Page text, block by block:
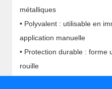
métalliques
• Polyvalent : utilisable en
application manuelle
• Protection durable : forme
rouille